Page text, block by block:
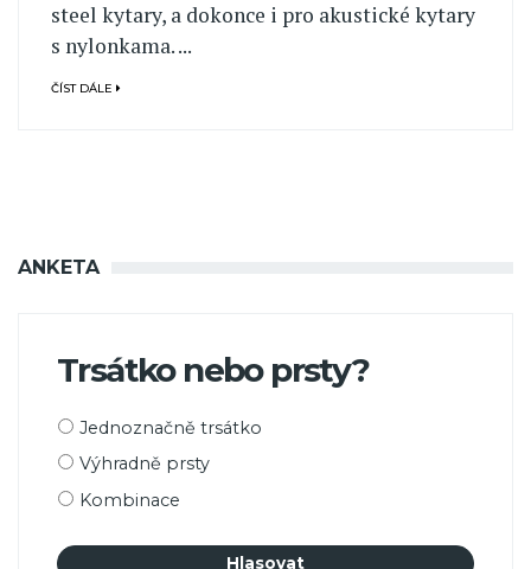
steel kytary, a dokonce i pro akustické kytary
s nylonkama. ...
ČÍST DÁLE
ANKETA
Trsátko nebo prsty?
Možnosti
Jednoznačně trsátko
Výhradně prsty
Kombinace